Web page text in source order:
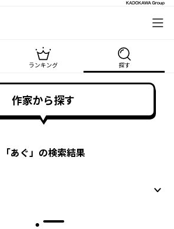
コミ
ランキング 探す
作家から探す
「あぐ」の検索結果